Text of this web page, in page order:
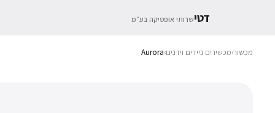
דטישרותי אופטיקה בע״מ
מכשור›מכשירים ניידים וידנים›
Aurora